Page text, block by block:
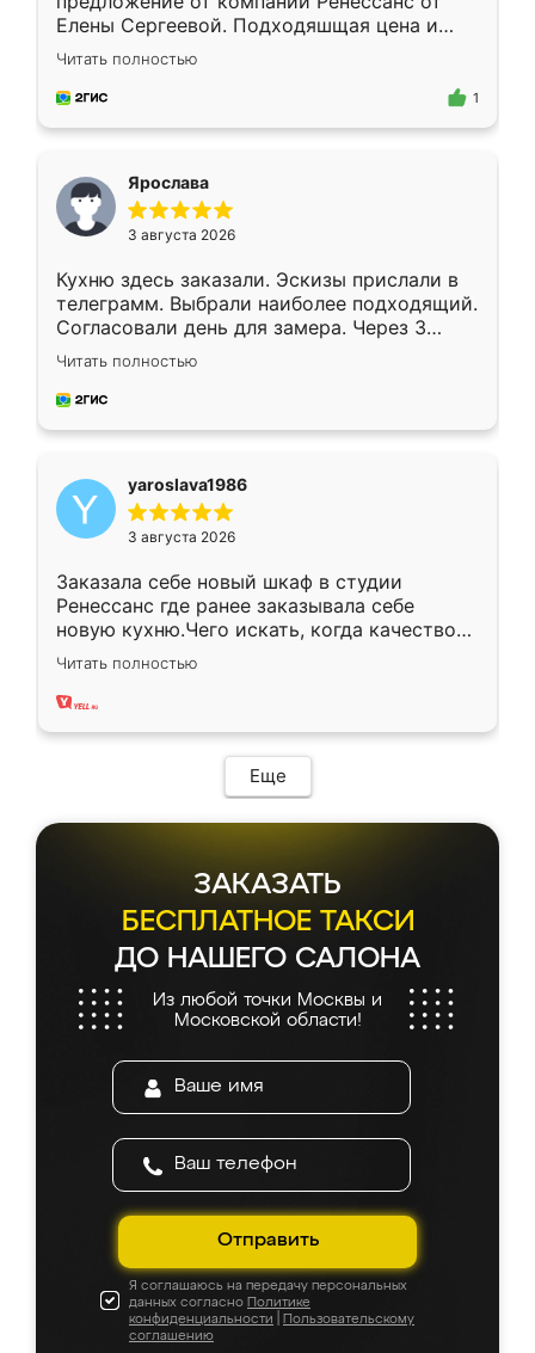
Елены Сергеевой. Подходяшщая цена и
короткие сроки изготовления. Приехавший
для замера сотрудник Владислав
предложил по моему эскизу самый
Читать полностью
1
Ярослава
3 августа 2026
Кухню здесь заказали. Эскизы прислали в
телеграмм. Выбрали наиболее подходящий.
Согласовали день для замера. Через 3
недели кухня была уже готова. Остались
довольны работой. Спасибо Ренессанс
мебель за качественную работу!
Читать полностью
yaroslava1986
3 августа 2026
Заказала себе новый шкаф в студии
Ренессанс где ранее заказывала себе
новую кухню.Чего искать, когда качеством
вполне довольна. Служит кухня уже почти
два года, нареканий нет.
Читать полностью
Еще
ЗАКАЗАТЬ
БЕСПЛАТНОЕ ТАКСИ
ДО НАШЕГО САЛОНА
Из любой точки Москвы и
Московской области!
Отправить
Я соглашаюсь на передачу персональных
данных согласно Политике
конфиденциальности
Пользовательскому
соглашению